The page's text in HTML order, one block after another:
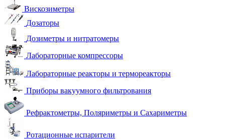
Вискозиметры
Дозаторы
Дозиметры и нитратомеры
Лабораторные компрессоры
Лабораторные реакторы и термореакторы
Приборы вакуумного фильтрования
Рефрактометры, Поляриметры и Сахариметры
Ротационные испарители